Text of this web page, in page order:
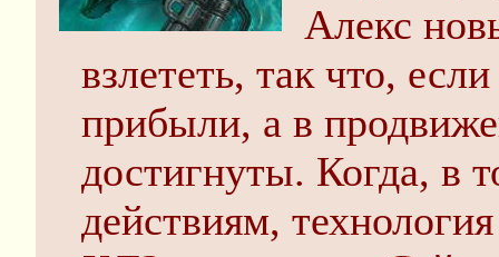
Алекс
взлететь, так что,
прибыли, а в
достигнуты. Когда, в
действиям,